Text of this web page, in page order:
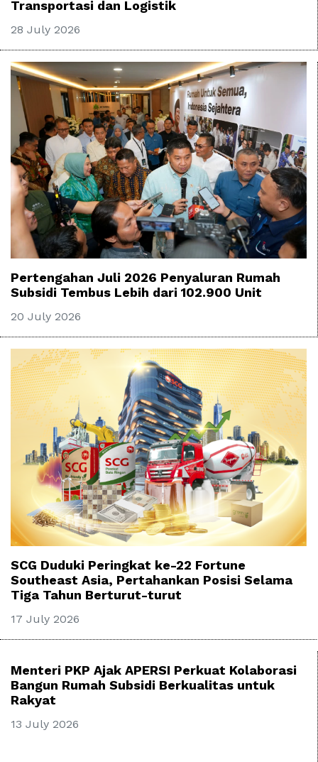
Transportasi dan Logistik
28 July 2026
Pertengahan Juli 2026 Penyaluran Rumah
Subsidi Tembus Lebih dari 102.900 Unit
20 July 2026
SCG Duduki Peringkat ke-22 Fortune
Southeast Asia, Pertahankan Posisi Selama
Tiga Tahun Berturut-turut
17 July 2026
Menteri PKP Ajak APERSI Perkuat Kolaborasi
Bangun Rumah Subsidi Berkualitas untuk
Rakyat
13 July 2026